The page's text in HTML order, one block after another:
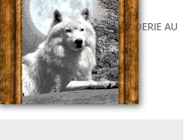
GRILLES ET KITS POUR BRODERIE AU
POINT DE CROIX
À partir de 7€